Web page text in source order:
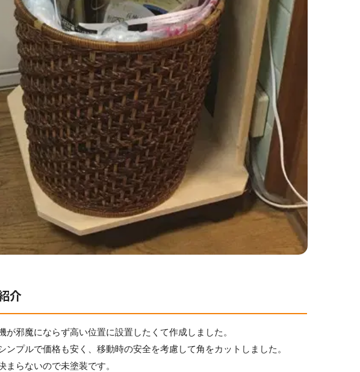
介
が邪魔にならず高い位置に設置したくて作成しました。
ンプルで価格も安く、移動時の安全を考慮して角をカットしました。
まらないので未塗装です。